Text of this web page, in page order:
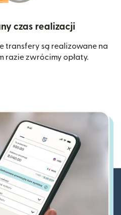
czas realizacji
transfery są realizowane na
razie zwrócimy opłaty.